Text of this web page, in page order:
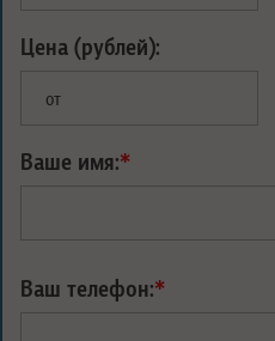
Цена (рублей):
от
Ваше имя:*
Ваш телефон:*